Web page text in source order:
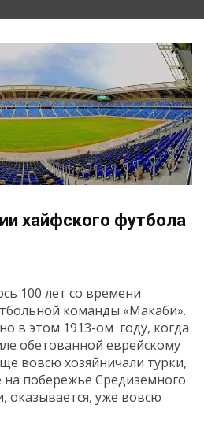
хайфского футбола
100 лет со времени
команды «Макаби».
в этом 1913-ом году, когда
обетованной еврейскому
вовсю хозяйничали турки,
побережье Средиземного
оказывается, уже вовсю